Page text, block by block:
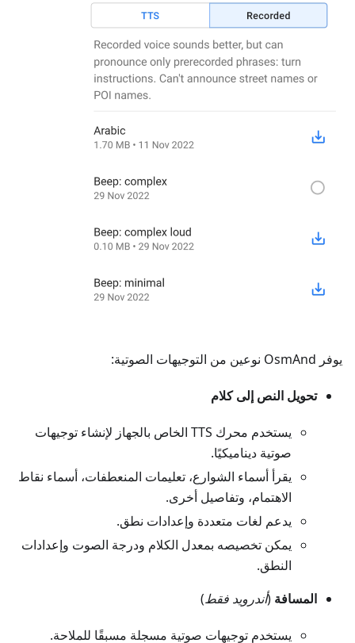
يوفر OsmAnd نوعين من التوجيهات الصوتية:
تحويل النص إلى كلام
يستخدم محرك TTS الخاص بالجهاز لإنشاء توجيهات
صوتية ديناميكيًا.
يقرأ أسماء الشوارع، تعليمات المنعطفات، أسماء نقاط
الاهتمام، وتفاصيل أخرى.
يدعم لغات متعددة وإعدادات نطق.
يمكن تخصيصه بمعدل الكلام ودرجة الصوت وإعدادات
النطق.
المسافة (أندرويد فقط)
يستخدم توجيهات صوتية مسجلة مسبقًا للملاحة.